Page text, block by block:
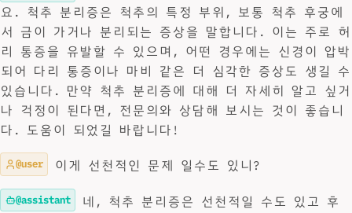
요. 척추 분리증은 척추의 특정 부위, 보통 척추 후궁에
서 금이 가거나 분리되는 증상을 말합니다. 이는 주로 허
리 통증을 유발할 수 있으며, 어떤 경우에는 신경이 압박
되어 다리 통증이나 마비 같은 더 심각한 증상도 생길 수
있습니다. 만약 척추 분리증에 대해 더 자세히 알고 싶거
나 걱정이 된다면, 전문의와 상담해 보시는 것이 좋습니
다. 도움이 되었길 바랍니다!
@user 이게 선천적인 문제 일수도 있니?
@assistant
네, 척추 분리증은 선천적일 수도 있고 후